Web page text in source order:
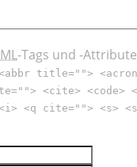
-Tags und -
title="">
<cite> <code>
<i> <q cite=""> <s>